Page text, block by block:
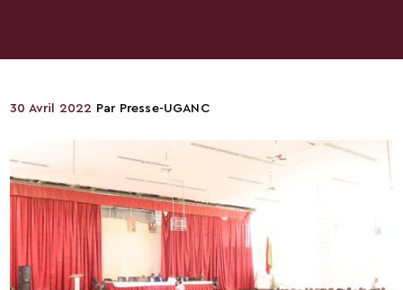
30 Avril 2022 Par Presse-UGANC